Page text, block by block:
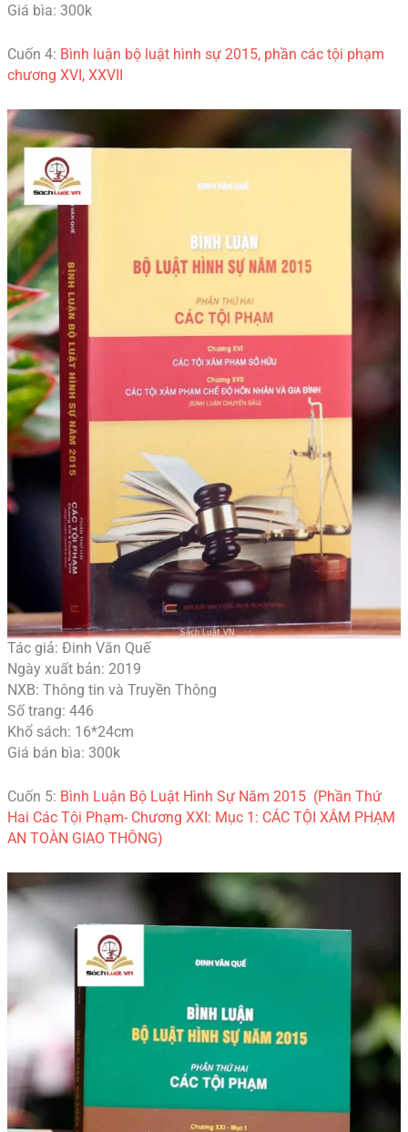
Giá bìa: 300k
Cuốn 4: Bình luận bộ luật hình sự 2015, phần các tội phạm
chương XVI, XXVII
Tác giả: Đinh Văn Quế
Ngày xuất bản: 2019
NXB: Thông tin và Truyền Thông
Số trang: 446
Khổ sách: 16*24cm
Giá bán bìa: 300k
Cuốn 5: Bình Luận Bộ Luật Hình Sự Năm 2015 (Phần Thứ
Hai Các Tội Phạm- Chương XXI: Mục 1: CÁC TỘI XÂM PHẠM
AN TOÀN GIAO THÔNG)